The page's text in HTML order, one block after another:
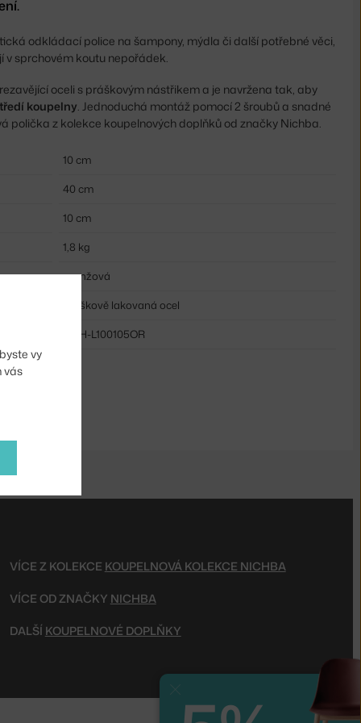
odkládací police na šampony, mýdla či další potřebné věci,
v sprchovém koutu nepořádek.
oceli s práškovým nástřikem a je navržena tak, aby
koupelny. Jednoduchá montáž pomocí 2 šroubů a snadné
polička z kolekce koupelnových doplňků od značky Nichba.
10 cm
40 cm
10 cm
1,8 kg
oranžová
práškově lakovaná ocel
NCH-L100105OR
VÍCE Z KOLEKCE KOUPELNOVÁ KOLEKCE NICHBA
VÍCE OD ZNAČKY NICHBA
DALŠÍ KOUPELNOVÉ DOPLŇKY
vy
vás